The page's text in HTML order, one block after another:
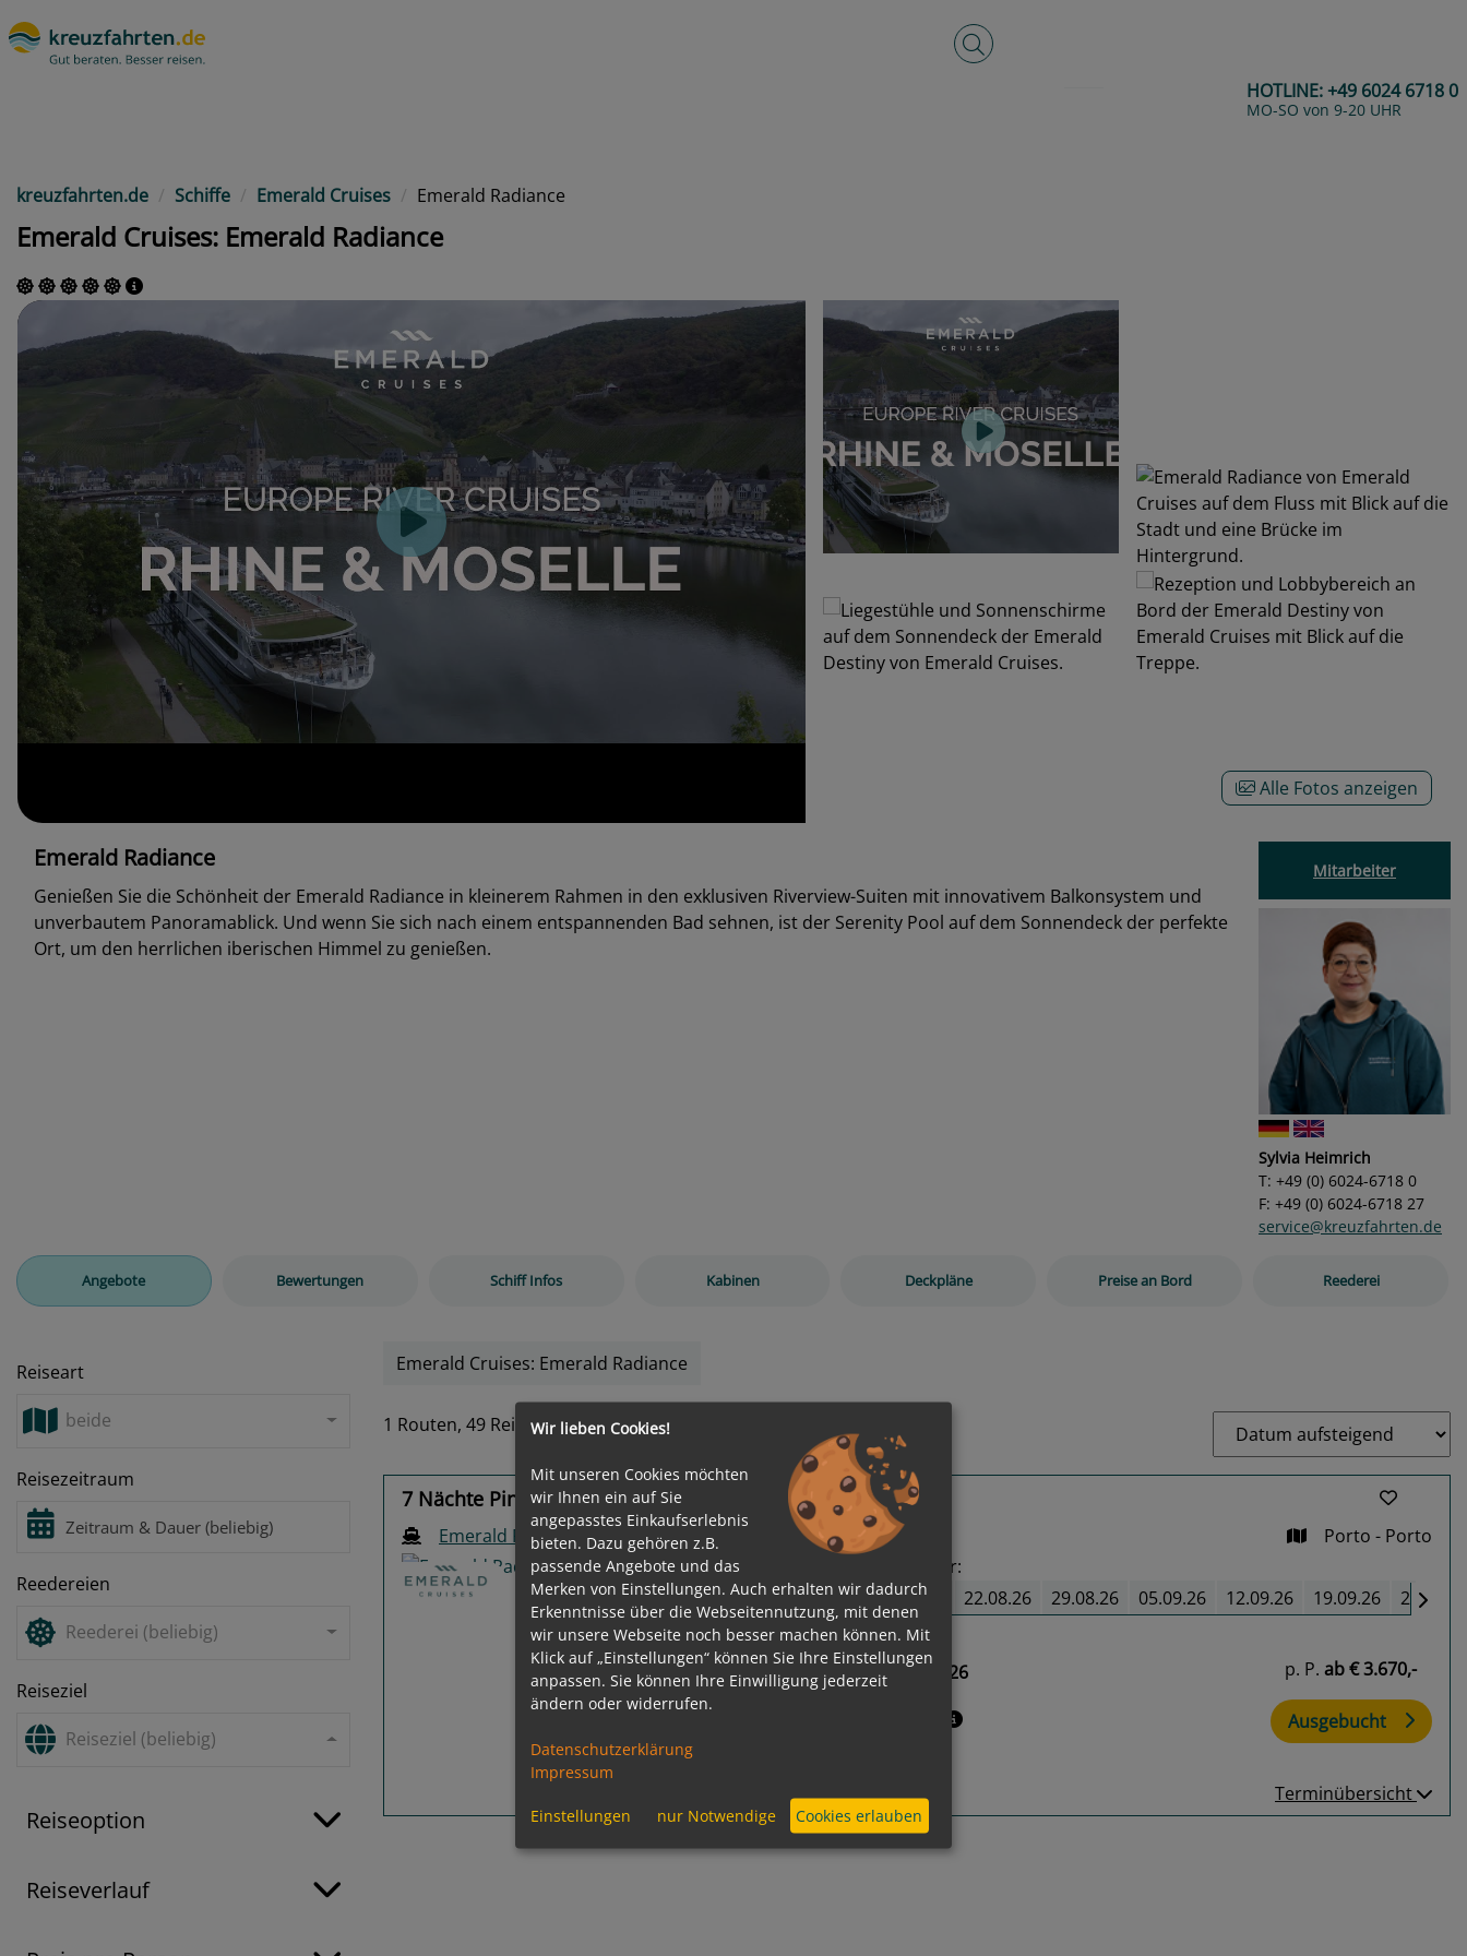
Volltextsuche
HOTLINE:+49 6024 6718 0
MO-SO von 9-20 UHR
kreuzfahrten.de Schiffe Emerald Cruises Emerald Radiance
Emerald Cruises: Emerald Radiance
Alle Fotos anzeigen
Emerald Radiance
Genießen Sie die Schönheit der Emerald Radiance in kleinerem Rahmen in den exklusiven Riverview-Suiten mit innovativem Balkonsystem und
unverbautem Panoramablick. Und wenn Sie sich nach einem entspannenden Bad sehnen, ist der Serenity Pool auf dem Sonnendeck der perfekte
Ort, um den herrlichen iberischen Himmel zu genießen.
Mitarbeiter
Sylvia Heimrich
T: +49 (0) 6024-6718 0
F: +49 (0) 6024-6718 27
service@kreuzfahrten.de
Angebote Bewertungen Schiff Infos Kabinen Deckpläne Preise an Bord Reederei
Reiseart
beide
Reisezeitraum
Reedereien
Reederei (beliebig)
Reiseziel
Reiseziel (beliebig)
Reiseoption
Reiseverlauf
Emerald Cruises: Emerald Radiance
1 Routen, 49 Reisen
7 Nächte Pinhão, Salamanca, Régua
Emerald Radiance Porto - Porto
Next
Termine verfügbar:
08.08.26
15.08.26 22.08.26 29.08.26 05.09.26 12.09.26 19.09.26
Gewählter Termin:
08.08.2026 - 15.08.2026
p. P. ab€ 3.670,-
Ausgebucht
Routeninfos Terminübersicht
Wir lieben Cookies!
Mit unseren Cookies möchten
wir Ihnen ein auf Sie
angepasstes Einkaufserlebnis
bieten. Dazu gehören z.B.
passende Angebote und das
Merken von Einstellungen. Auch erhalten wir dadurch
Erkenntnisse über die Webseitennutzung, mit denen
wir unsere Webseite noch besser machen können. Mit
Klick auf „Einstellungen“ können Sie Ihre Einstellungen
anpassen. Sie können Ihre Einwilligung jederzeit
ändern oder widerrufen.
Datenschutzerklärung
Impressum
Einstellungen nur Notwendige Cookies erlauben